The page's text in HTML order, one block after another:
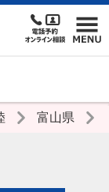
富山県